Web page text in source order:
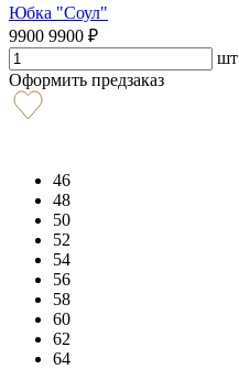
Юбка "Соул"
9900 9900 ₽
шт
Оформить предзаказ
46
48
50
52
54
56
58
60
62
64